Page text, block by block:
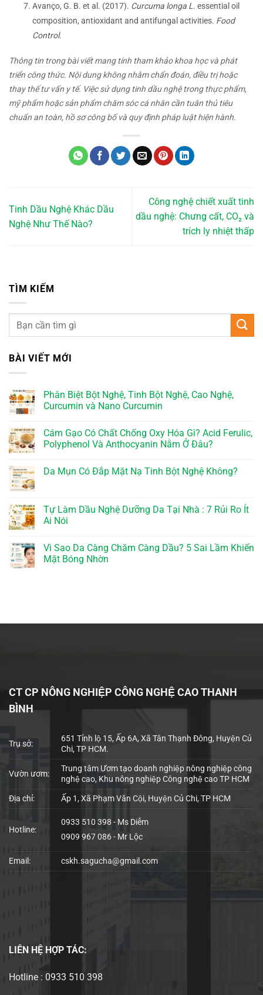
Avanço, G. B. et al. (2017). Curcuma longa L. essential oil
composition, antioxidant and antifungal activities. Food
Control.
Thông tin trong bài viết mang tính tham khảo khoa học và phát
triển công thức. Nội dung không nhằm chẩn đoán, điều trị hoặc
thay thế tư vấn y tế. Việc sử dụng tinh dầu nghệ trong thực phẩm,
mỹ phẩm hoặc sản phẩm chăm sóc cá nhân cần tuân thủ tiêu
chuẩn an toàn, hồ sơ công bố và quy định pháp luật hiện hành.
Tinh Dầu Nghệ Khác Dầu
Nghệ Như Thế Nào?
Công nghệ chiết xuất tinh
dầu nghệ: Chưng cất, CO₂ và
trích ly nhiệt thấp
TÌM KIẾM
BÀI VIẾT MỚI
Phân Biệt Bột Nghệ, Tinh Bột Nghệ, Cao Nghệ,
Curcumin và Nano Curcumin
Cám Gạo Có Chất Chống Oxy Hóa Gì? Acid Ferulic,
Polyphenol Và Anthocyanin Nằm Ở Đâu?
Da Mụn Có Đắp Mặt Nạ Tinh Bột Nghệ Không?
Tự Làm Dầu Nghệ Dưỡng Da Tại Nhà : 7 Rủi Ro Ít
Ai Nói
Vì Sao Da Càng Chăm Càng Dầu? 5 Sai Lầm Khiến
Mặt Bóng Nhờn
CT CP NÔNG NGHIỆP CÔNG NGHỆ CAO THANH
BÌNH
Trụ sở:
651 Tỉnh lộ 15, Ấp 6A, Xã Tân Thạnh Đông, Huyện Củ
Chi, TP HCM.
Vườn ươm:
Trung tâm Ươm tạo doanh nghiệp nông nghiệp công
nghệ cao, Khu nông nghiệp Công nghệ cao TP HCM
Địa chỉ: Ấp 1, Xã Phạm Văn Cội, Huyện Củ Chi, TP HCM
Hotline:
0933 510 398 - Ms Diễm
0909 967 086 - Mr Lộc
Email: cskh.sagucha@gmail.com
LIÊN HỆ HỢP TÁC:
Hotline : 0933 510 398